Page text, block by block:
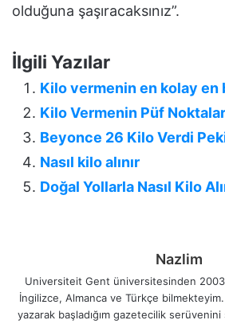
olduğuna şaşıracaksınız”.
İlgili Yazılar
Kilo vermenin en kolay en
Kilo Vermenin Püf
Beyonce 26 Kilo Verdi
Nasıl kilo alınır
Doğal Yollarla Nasıl Kilo
Nazlim
Universiteit Gent üniversitesinden 2003
İngilizce, Almanca ve Türkçe
yazarak başladığım gazetecilik